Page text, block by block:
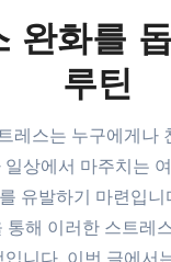
완화를
루틴
레스는 누구에게나
상에서 마주치는
유발하기 마련입니
통해 이러한 스트레